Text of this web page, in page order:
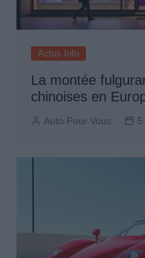
Actus Info
La montée
chinoises en
Auto Pour Vous